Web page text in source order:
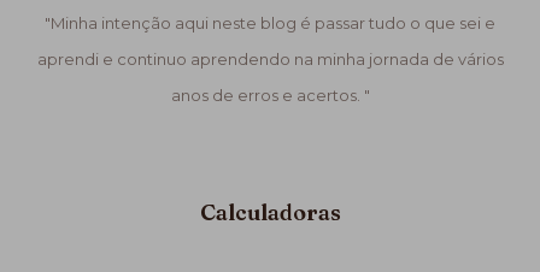
"Minha intenção aqui neste blog é passar tudo o que sei e
aprendi e continuo aprendendo na minha jornada de vários
anos de erros e acertos. "
Calculadoras